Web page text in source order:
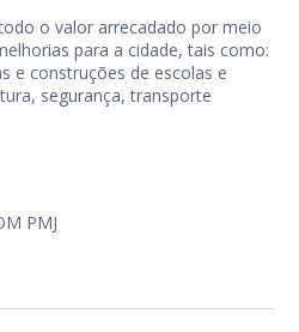
o valor arrecadado por meio
para a cidade, tais como:
e construções de escolas e
segurança, transporte
PMJ